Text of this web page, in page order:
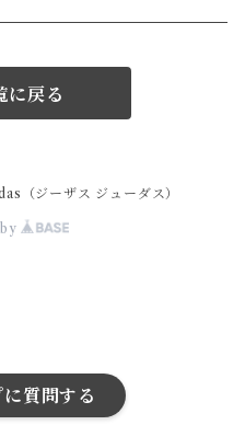
質問する
に戻る
（ジーザス ジューダス）
by